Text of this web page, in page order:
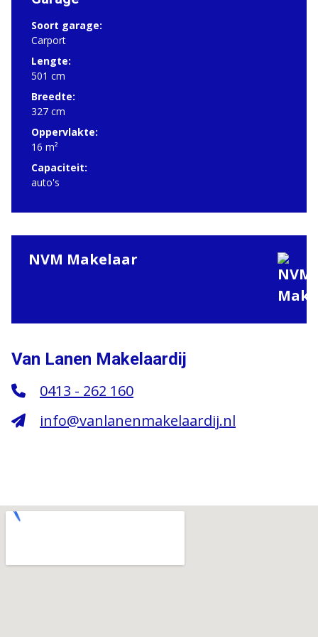
Soort garage:
Carport
Lengte:
501 cm
Breedte:
327 cm
Oppervlakte:
16 m²
Capaciteit:
auto's
NVM Makelaar
Van Lanen Makelaardij
0413 - 262 160
info@vanlanenmakelaardij.nl